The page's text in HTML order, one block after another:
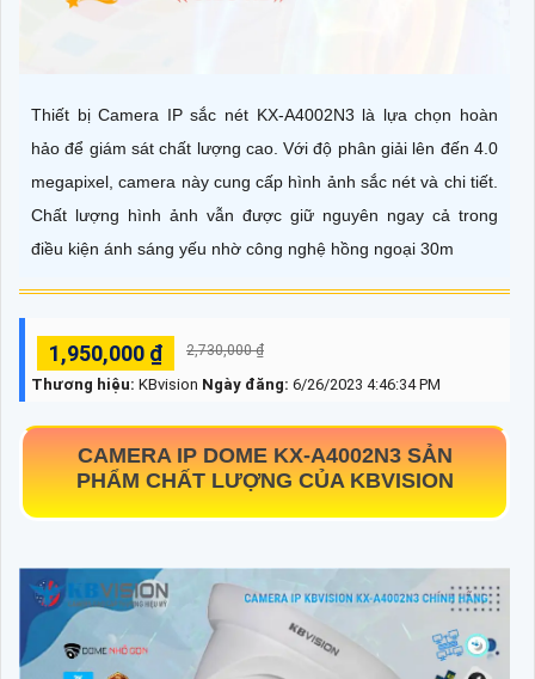
Thiết bị Camera IP sắc nét KX-A4002N3 là lựa chọn hoàn
hảo để giám sát chất lượng cao. Với độ phân giải lên đến 4.0
megapixel, camera này cung cấp hình ảnh sắc nét và chi tiết.
Chất lượng hình ảnh vẫn được giữ nguyên ngay cả trong
điều kiện ánh sáng yếu nhờ công nghệ hồng ngoại 30m
1,950,000 ₫ 2,730,000 ₫
Thương hiệu: KBvision Ngày đăng: 6/26/2023 4:46:34 PM
CAMERA IP DOME KX-A4002N3 SẢN
PHẨM CHẤT LƯỢNG CỦA KBVISION